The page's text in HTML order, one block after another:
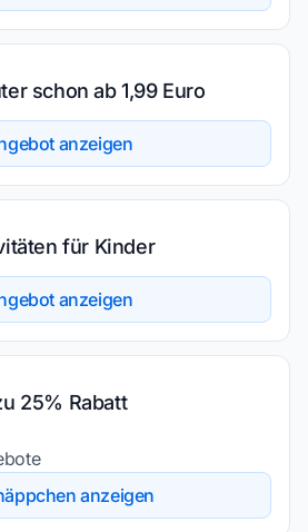
schon ab 1,99 Euro
anzeigen
für Kinder
anzeigen
25% Rabatt
anzeigen